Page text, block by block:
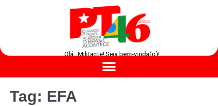
Olá , Militante! Seja bem-vinda(o)!
Tag: EFA